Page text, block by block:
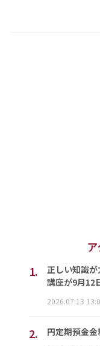
1.
正しい知識
講座が9月12
2026.07.13
2. 円定期預金